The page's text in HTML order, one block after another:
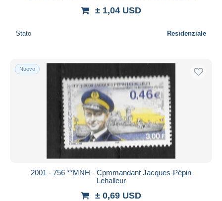
± 1,04 USD
Stato Residenziale
Nuovo
2001 - 756 **MNH - Cpmmandant Jacques-Pépin
Lehalleur
± 0,69 USD